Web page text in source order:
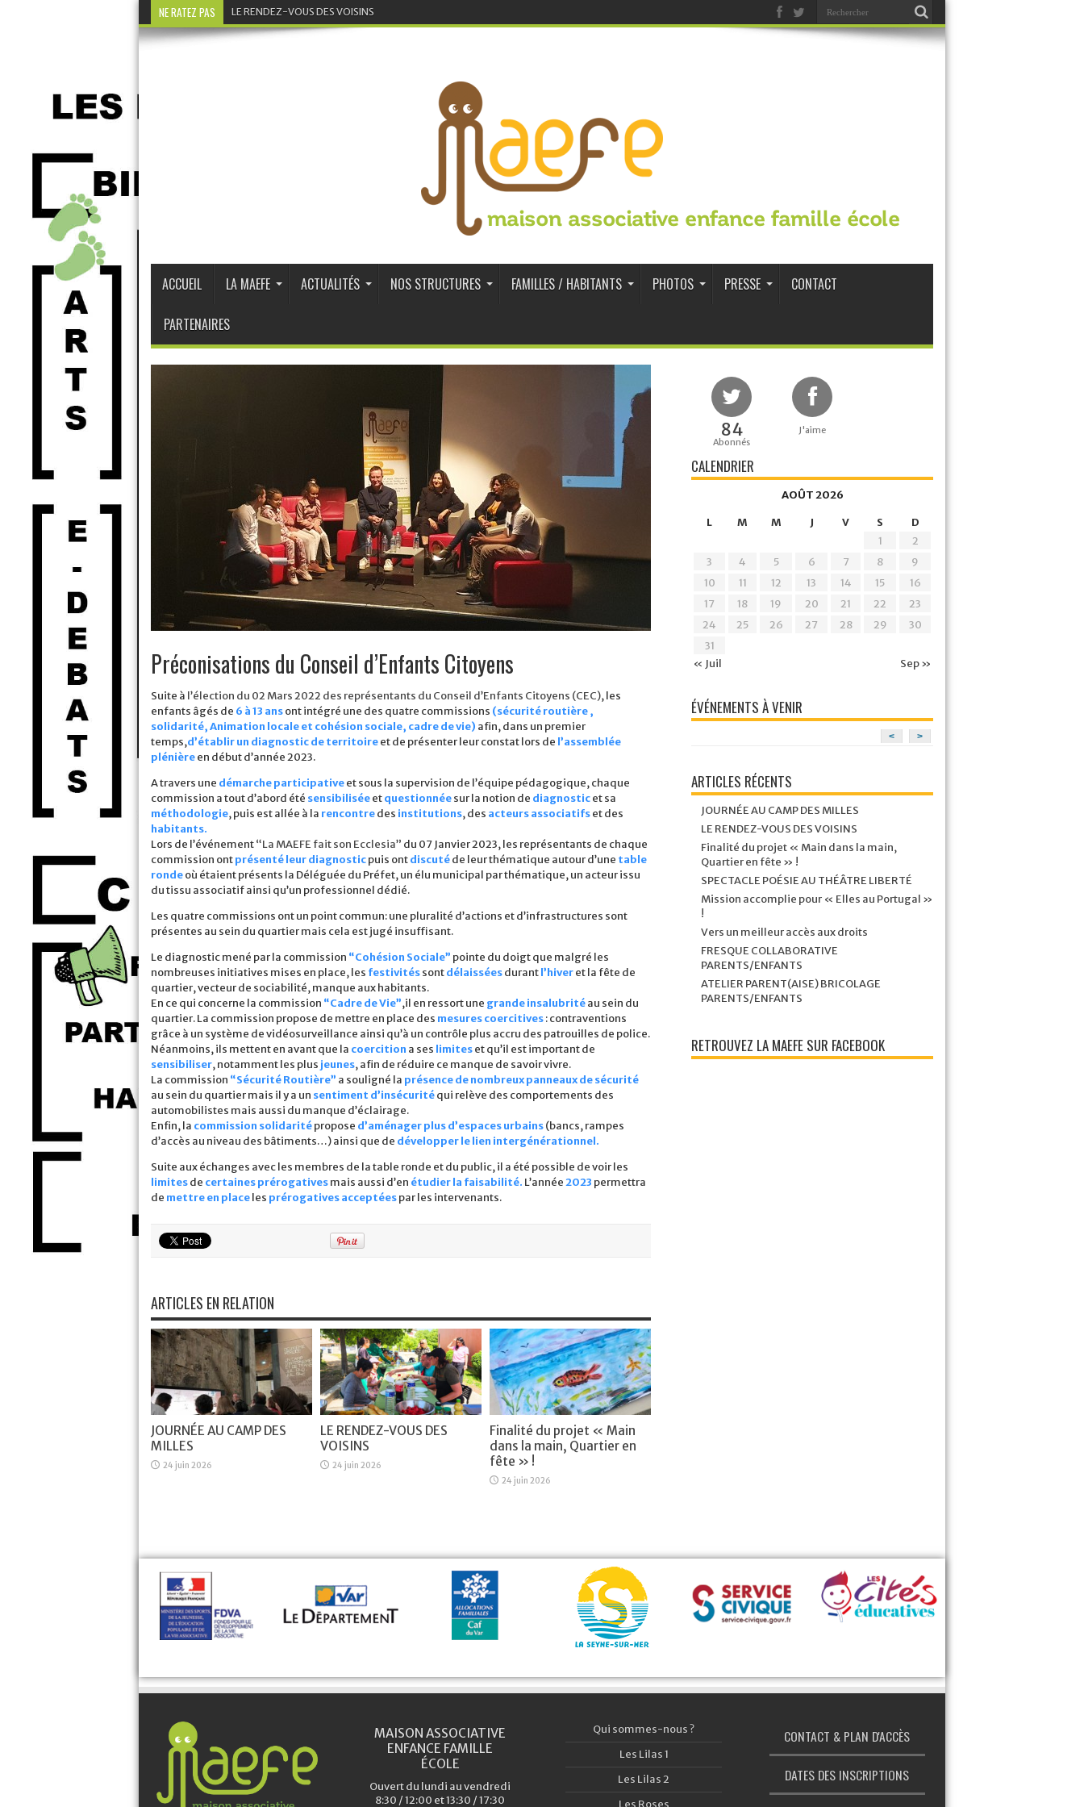
NE RATEZ PAS LE RENDEZ-VOUS DES VOISINS
maison associative enfance famille école
ACCUEIL LA MAEFE ACTUALITÉS NOS STRUCTURES FAMILLES / HABITANTS PHOTOS PRESSE CONTACT
PARTENAIRES
Préconisations du Conseil d’Enfants Citoyens
Suite à l’élection du 02 Mars 2022 des représentants du Conseil d’Enfants Citoyens (CEC), les
enfants âgés de 6 à 13 ansont intégré une des quatre commissions (sécurité routière ,
solidarité, Animation locale et cohésion sociale, cadre de vie) afin, dans un premier
temps,d’établir un diagnostic de territoireet de présenter leur constat lors de l’assemblée
plénièreen début d’année 2023.
A travers une démarche participativeet sous la supervision de l’équipe pédagogique, chaque
commission a tout d’abord été sensibiliséeetquestionnéesur la notion de diagnosticet sa
méthodologie, puis est allée à la rencontredes institutions, des acteurs associatifset des
habitants.
Lors de l’événement“La MAEFE fait son Ecclesia” du 07 Janvier 2023, les représentants de chaque
commission ontprésenté leur diagnosticpuis ontdiscutéde leur thématique autour d’une table
rondeoù étaient présents la Déléguée du Préfet, un élu municipal par thématique, un acteur issu
du tissu associatif ainsi qu’un professionnel dédié.
Les quatre commissions ont un point commun: une pluralité d’actions et d’infrastructures sont
présentes au sein du quartier mais cela est jugé insuffisant.
Le diagnostic mené par la commission “Cohésion Sociale” pointe du doigt que malgré les
nombreuses initiatives mises en place, les festivitéssontdélaisséesdurantl’hiveret la fête de
quartier, vecteur de sociabilité, manque aux habitants.
En ce qui concerne la commission “Cadre de Vie”,il en ressort une grande insalubritéau sein du
quartier. La commission propose de mettre en place des mesures coercitives: contraventions
grâce à un système de vidéosurveillance ainsi qu’à un contrôle plus accru des patrouilles de police.
Néanmoins, ils mettent en avant que la coercition a ses limiteset qu’il est important de
sensibiliser, notamment les plus jeunes, afin de réduire ce manque de savoir vivre.
La commission “Sécurité Routière” a souligné la présence de nombreux panneaux de sécurité
au sein du quartier mais il y a un sentiment d’insécuritéqui relève des comportements des
automobilistes mais aussi du manque d’éclairage.
Enfin, la commission solidaritépropose d’aménager plus d’espaces urbains(bancs, rampes
d’accès au niveau des bâtiments…) ainsi que de développer le lien intergénérationnel.
Suite aux échanges avec les membres de la table ronde et du public, il a été possible de voir les
limitesde certaines prérogativesmais aussi d’en étudier la faisabilité. L’année2023 permettra
de mettre en placeles prérogatives acceptéespar les intervenants.
ARTICLES EN RELATION
JOURNÉE AU CAMP DES
MILLES
24 juin 2026
LE RENDEZ-VOUS DES
VOISINS
24 juin 2026
Finalité du projet « Main
dans la main, Quartier en
fête » !
24 juin 2026
84
Abonnés
J'aime
CALENDRIER
AOÛT 2026
L
M M J V S
D
1
2
3
4 5 6 7 8
9
10
11 12 13 14 15
16
17
18 19 20 21 22
23
24
25 26 27 28 29
30
31
« Juil
Sep »
ÉVÉNEMENTS À VENIR
< >
ARTICLES RÉCENTS
JOURNÉE AU CAMP DES MILLES
LE RENDEZ-VOUS DES VOISINS
Finalité du projet « Main dans la main,
Quartier en fête » !
SPECTACLE POÉSIE AU THÉÂTRE LIBERTÉ
Mission accomplie pour « Elles au Portugal »
!
Vers un meilleur accès aux droits
FRESQUE COLLABORATIVE
PARENTS/ENFANTS
ATELIER PARENT(AISE) BRICOLAGE
PARENTS/ENFANTS
RETROUVEZ LA MAEFE SUR FACEBOOK
MAISON ASSOCIATIVE
ENFANCE FAMILLE
ÉCOLE
Ouvert du lundi au vendredi
8:30 / 12:00 et 13:30 / 17:30
Qui sommes-nous ?
Les Lilas 1
Les Lilas 2
Les Roses
CONTACT & PLAN D'ACCÈS
DATES DES INSCRIPTIONS